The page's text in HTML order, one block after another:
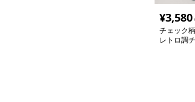
¥3,580
チェック
レトロ調